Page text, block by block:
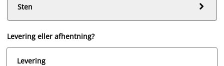
Sten

Levering eller afhentning?
Levering